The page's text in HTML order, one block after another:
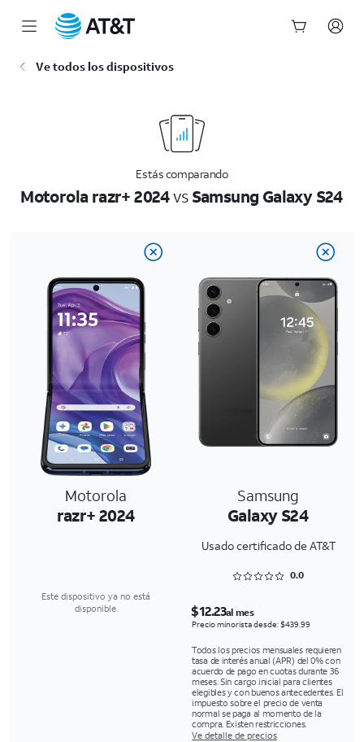
Ve todos los dispositivos
Estás comparando
Motorola razr+ 2024vsSamsung Galaxy S24
Motorola
razr+ 2024
Samsung
Galaxy S24
Usado certificado de AT&T
Rated 0 out of 5
0.0
Este dispositivo ya no está
disponible.
$12.23al mes
Precio minorista desde: $439.99
Todos los precios mensuales requieren
tasa de interés anual (APR) del 0% con
acuerdo de pago en cuotas durante 36
meses. Sin cargo inicial para clientes
elegibles y con buenos antecedentes. El
impuesto sobre el precio de venta
normal se paga al momento de la
compra. Existen restricciones.
Ve detalle de precios